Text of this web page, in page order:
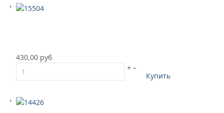
430,00 руб
+ –
Купить